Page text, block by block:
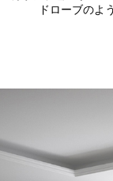
ドローブのよ